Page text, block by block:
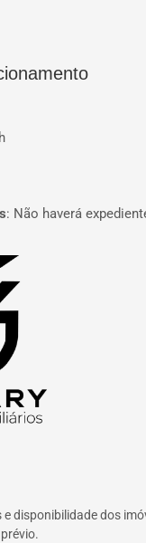
: Não haverá
e disponibilidade dos